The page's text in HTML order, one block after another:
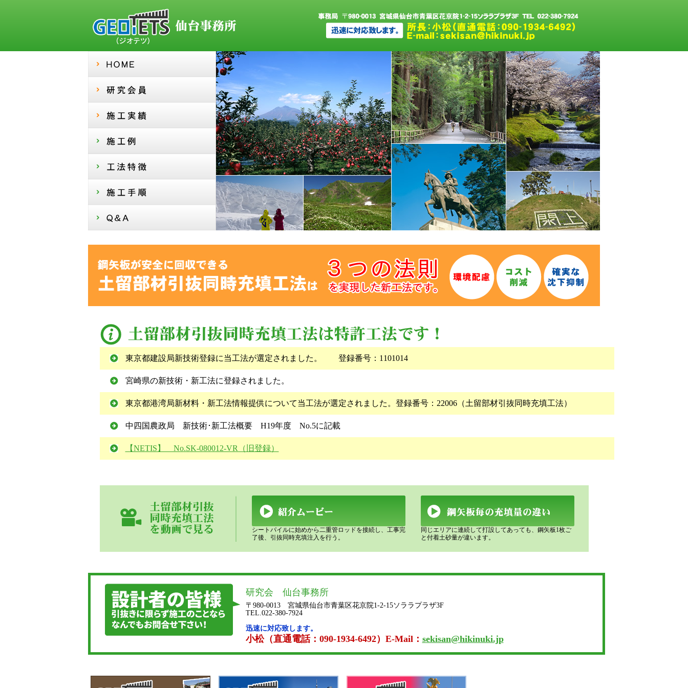
東京都建設局新技術登録に当工法が選定されました。 登録番号：1101014
宮崎県の新技術・新工法に登録されました。
東京都港湾局新材料・新工法情報提供について当工法が選定されました。登録番号：22006（土留部材引抜同時充填工法）
中四国農政局 新技術･新工法概要 H19年度 No.5に記載
【NETIS】 No.SK-080012-VR（旧登録）
シートパイルに始めから二重管ロッドを接続し、工事完
了後、引抜同時充填注入を行う。
同じエリアに連続して打設してあっても、鋼矢板1枚ご
と付着土砂量が違います。
研究会 仙台事務所
〒980-0013 宮城県仙台市青葉区花京院1-2-15ソララプラザ3F
TEL.022-380-7924
迅速に対応致します。
小松（直通電話：090-1934-6492）E-Mail： sekisan@hikinuki.jp